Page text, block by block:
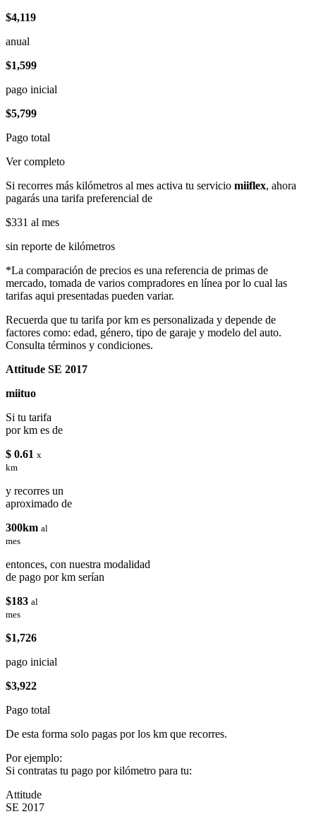
$4,119
anual
$1,599
pago inicial
$5,799
Pago total
Ver completo
Si recorres más kilómetros al mes activa tu servicio miiflex, ahora
pagarás una tarifa preferencial de
$331 al mes
sin reporte de kilómetros
*La comparación de precios es una referencia de primas de
mercado, tomada de varios compradores en línea por lo cual las
tarifas aqui presentadas pueden variar.
Recuerda que tu tarifa por km es personalizada y depende de
factores como: edad, género, tipo de garaje y modelo del auto.
Consulta términos y condiciones.
Attitude SE 2017
miituo
Si tu tarifa
por km es de
$ 0.61 x
km
y recorres un
aproximado de
300km al
mes
entonces, con nuestra modalidad
de pago por km serían
$183 al
mes
$1,726
pago inicial
$3,922
Pago total
De esta forma solo pagas por los km que recorres.
Por ejemplo:
Si contratas tu pago por kilómetro para tu:
Attitude
SE 2017